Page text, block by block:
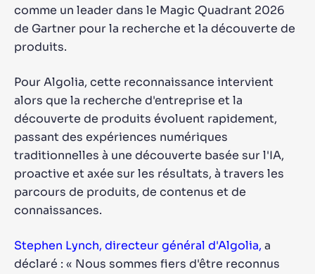
comme un leader dans le Magic Quadrant 2026
de Gartner pour la recherche et la découverte de
produits.
Pour Algolia, cette reconnaissance intervient
alors que la recherche d'entreprise et la
découverte de produits évoluent rapidement,
passant des expériences numériques
traditionnelles à une découverte basée sur l'IA,
proactive et axée sur les résultats, à travers les
parcours de produits, de contenus et de
connaissances.
Stephen Lynch, directeur général d'Algolia, a
déclaré : « Nous sommes fiers d'être reconnus